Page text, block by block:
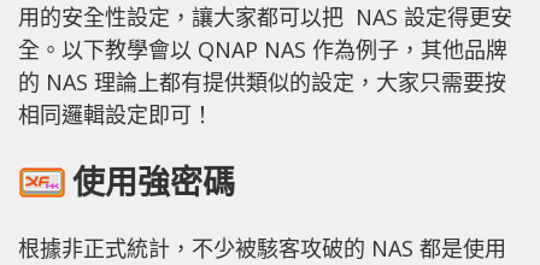
用的安全性設定，讓大家都可以把 NAS 設定得更安
全。以下教學會以 QNAP NAS 作為例子，其他品牌
的 NAS 理論上都有提供類似的設定，大家只需要按
相同邏輯設定即可！
使用強密碼
根據非正式統計，不少被駭客攻破的 NAS 都是使用